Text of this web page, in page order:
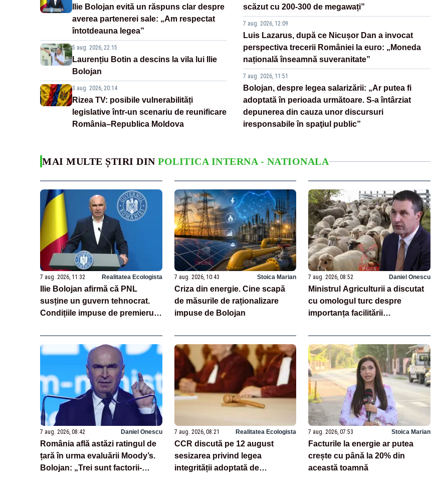
Ilie Bolojan evită un răspuns clar despre
averea partenerei sale: „Am respectat
întotdeauna legea”
5 aug. 2026, 22:15
Laurențiu Botin a descins la vila lui Ilie
Bolojan
3 aug. 2026, 20:14
Rizea TV: posibile vulnerabilități
legislative într-un scenariu de reunificare
România–Republica Moldova
scăzut cu 200-300 de megawați”
7 aug. 2026, 12:09
Luis Lazarus, după ce Nicușor Dan a invocat
perspectiva trecerii României la euro: „Moneda
națională înseamnă suveranitate”
7 aug. 2026, 11:51
Bolojan, despre legea salarizării: „Ar putea fi
adoptată în perioada următoare. S-a întârziat
depunerea din cauza unor discursuri
iresponsabile în spaţiul public”
MAI MULTE ȘTIRI DIN POLITICA INTERNA - NATIONALA
7 aug. 2026, 11:32 Realitatea Ecologista
Ilie Bolojan afirmă că PNL
susține un guvern tehnocrat.
Condițiile impuse de premierul
7 aug. 2026, 10:43 Stoica Marian
Criza din energie. Cine scapă
de măsurile de raționalizare
impuse de Bolojan
7 aug. 2026, 08:52 Daniel Onescu
Ministrul Agriculturii a discutat
cu omologul turc despre
importanța facilitării
carcaselor de ovine și al
animalelor vii
7 aug. 2026, 08:42 Daniel Onescu
România află astăzi ratingul de
țară în urma evaluării Moody’s.
Bolojan: „Trei sunt factorii-
7 aug. 2026, 08:21 Realitatea Ecologista
CCR discută pe 12 august
sesizarea privind legea
integrității adoptată de
7 aug. 2026, 07:53 Stoica Marian
Facturile la energie ar putea
crește cu până la 20% din
această toamnă